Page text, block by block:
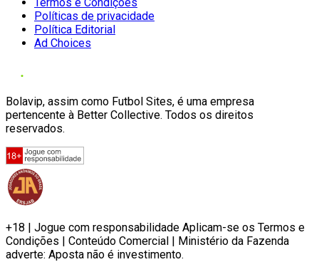
Políticas de privacidade
Política Editorial
Ad Choices
Bolavip, assim como Futbol Sites, é uma empresa
pertencente à Better Collective. Todos os direitos
reservados.
+18 | Jogue com responsabilidade Aplicam-se os Termos e
Condições | Conteúdo Comercial | Ministério da Fazenda
adverte: Aposta não é investimento.